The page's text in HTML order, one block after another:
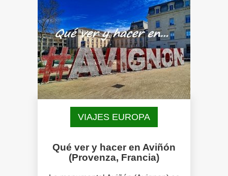
VIAJES EUROPA
Qué ver y hacer en Aviñón
(Provenza, Francia)